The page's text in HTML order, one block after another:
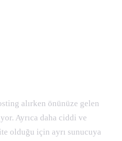
alırken önünüze gelen
Ayrıca daha ciddi ve
olduğu için ayrı sunucuya